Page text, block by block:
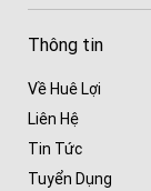
Thông tin
Về Huê Lợi
Liên Hệ
Tin Tức
Tuyển Dụng